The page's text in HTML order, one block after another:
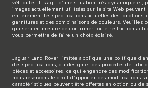
véhicules. Il s’agit d’une situation très dynamique et,
images actuellement utilisées sur le site Web peuvent
entièrement les spécifications actuelles des fonctions,
garnitures et des combinaisons de couleurs. Veuillez
qui sera en mesure de confirmer toute restriction
vous permettre de faire un choix éclairé.
Jaguar Land Rover limitée applique une politique
des spécifications, du design et des procédés de
pièces et accessoires, ce qui engendre des
nous réservons le droit d’apporter des modifications
caractéristiques peuvent être offertes en option ou de